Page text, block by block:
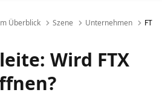
Überblick Szene Unternehmen
Wird FTX